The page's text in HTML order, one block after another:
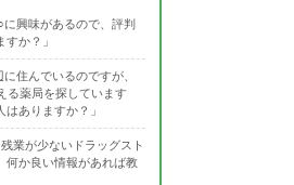
興味があるので、評判
か？」
住んでいるのですが、
る薬局を探しています
ありますか？」
業が少ないドラッグスト
何か良い情報があれば教